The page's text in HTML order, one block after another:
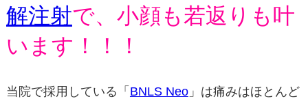
解注射で、小顔も若返りも叶
います！！！
当院で採用している「 BNLS Neo」は痛みはほとんど